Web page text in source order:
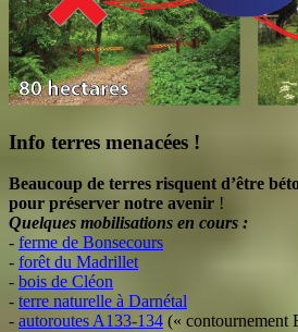
Info terres menacées !
Beaucoup de terres risquent d’être
pour préserver notre avenir !
Quelques mobilisations en cours :
- ferme de Bonsecours
- forêt du Madrillet
- bois de Cléon
- terre naturelle à Darnétal
- autoroutes A133-134 (« contournement